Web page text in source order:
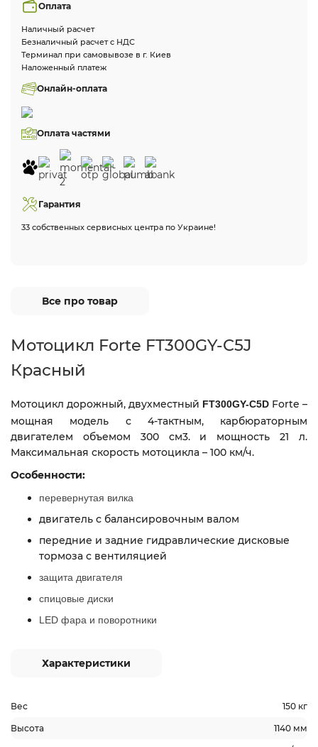
Оплата
Наличный расчет
Безналичный расчет с НДС
Терминал при самовывозе в г. Киев
Наложенный платеж
Онлайн-оплата
Оплата частями
Гарантия
33 собственных сервисных центра по Украине!
Все про товар
Мотоцикл Forte FT300GY-C5J
Красный
Мотоцикл дорожный, двухместный FT300GY-C5D Forte –
мощная модель с 4-тактным, карбюраторным
двигателем объемом 300 см3. и мощность 21 л.
Максимальная скорость мотоцикла – 100 км/ч.
Особенности:
перевернутая вилка
двигатель с балансировочным валом
передние и задние гидравлические дисковые
тормоза с вентиляцией
защита двигателя
спицовые диски
LED фара и поворотники
Характеристики
Вес 150 кг
Высота 1140 мм